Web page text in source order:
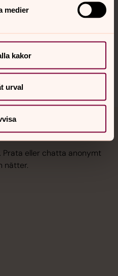
medier
kakor
urval
eller chatta anonymt
nätter.